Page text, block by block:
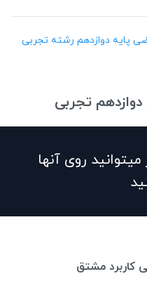
پایه دوازدهم رشته تجربی
روی آنها
کاربرد مشتق